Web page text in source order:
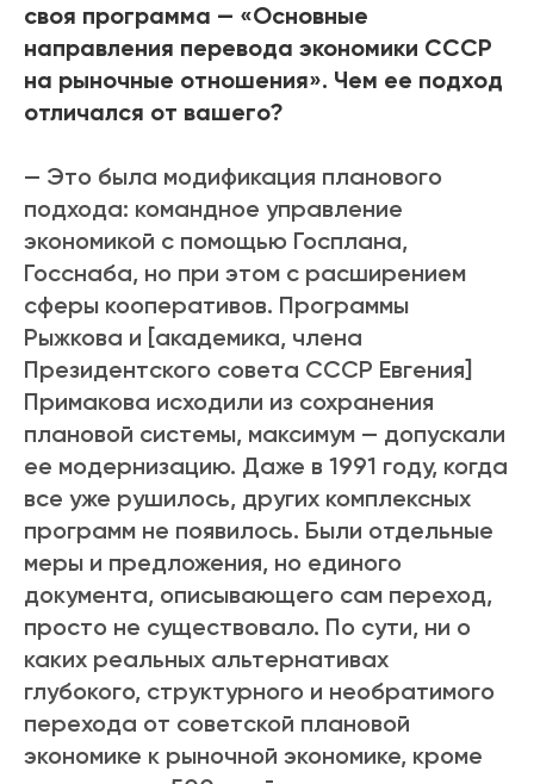
своя программа — «Основные
направления перевода экономики СССР
на рыночные отношения». Чем ее подход
отличался от вашего?
— Это была модификация планового
подхода: командное управление
экономикой с помощью Госплана,
Госснаба, но при этом с расширением
сферы кооперативов. Программы
Рыжкова и [академика, члена
Президентского совета СССР Евгения]
Примакова исходили из сохранения
плановой системы, максимум — допускали
ее модернизацию. Даже в 1991 году, когда
все уже рушилось, других комплексных
программ не появилось. Были отдельные
меры и предложения, но единого
документа, описывающего сам переход,
просто не существовало. По сути, ни о
каких реальных альтернативах
глубокого, структурного и необратимого
перехода от советской плановой
экономике к рыночной экономике, кроме